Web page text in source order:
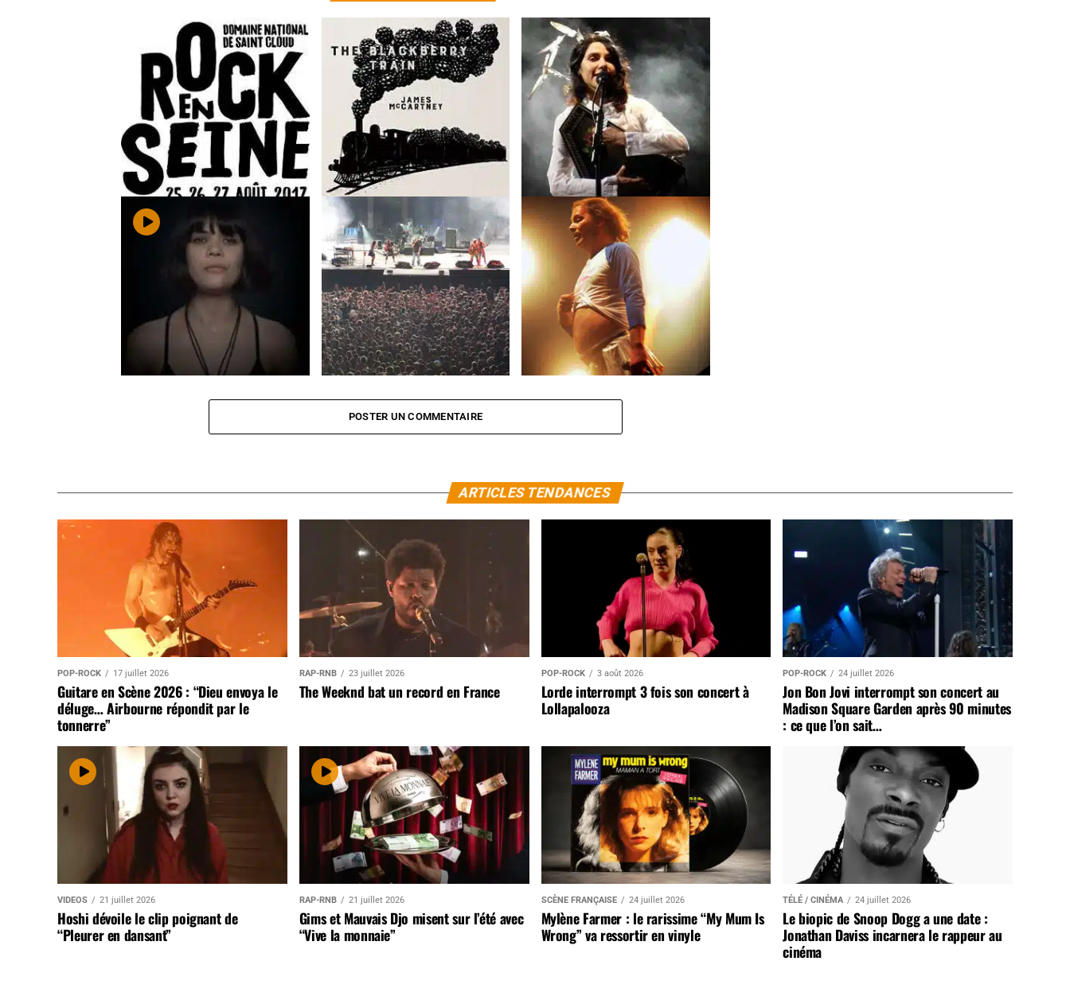
Début de programme dévoilé pour
Rock en Seine 2017
James McCartney The Blackberry
Train
Le nouvel album de PJ Harvey sort en
avril 2016
POSTER UN COMMENTAIRE
ARTICLES TENDANCES
POP-ROCK 17 juillet 2026
Guitare en Scène 2026 : “Dieu envoya le
déluge… Airbourne répondit par le
tonnerre”
RAP-RNB 23 juillet 2026
The Weeknd bat un record en France
POP-ROCK 3 août 2026
Lorde interrompt 3 fois son concert à
Lollapalooza
POP-ROCK 24 juillet 2026
Jon Bon Jovi interrompt son concert au
Madison Square Garden après 90 minutes
: ce que l’on sait…
VIDEOS 21 juillet 2026
Hoshi dévoile le clip poignant de
“Pleurer en dansant”
RAP-RNB 21 juillet 2026
Gims et Mauvais Djo misent sur l’été avec
“Vive la monnaie”
SCÈNE FRANÇAISE 24 juillet 2026
Mylène Farmer : le rarissime “My Mum Is
Wrong” va ressortir en vinyle
TÉLÉ / CINÉMA 24 juillet 2026
Le biopic de Snoop Dogg a une date :
Jonathan Daviss incarnera le rappeur au
cinéma